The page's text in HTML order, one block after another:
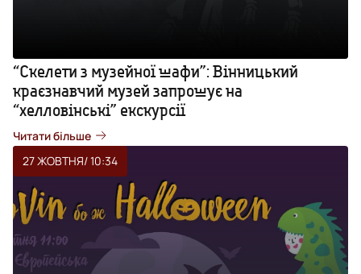
“Скелети з музейної шафи”: Вінницький
краєзнавчий музей запрошує на
“хелловінські” екскурсії
Читати більше
27 ЖОВТНЯ/ 10:34